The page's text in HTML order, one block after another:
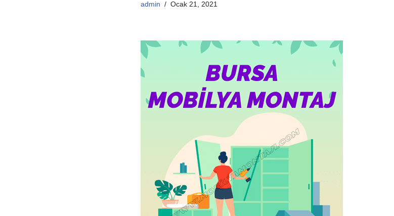
admin Ocak 21, 2021